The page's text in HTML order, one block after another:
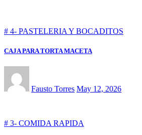
# 4- PASTELERIA Y BOCADITOS
CAJA PARA TORTA MACETA
Fausto Torres May 12, 2026
# 3- COMIDA RAPIDA